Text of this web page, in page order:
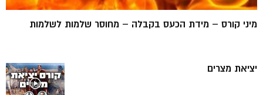
מיני קורס – מידת הכעס בקבלה – מחוסר שלמות לשלמות
יציאת מצרים